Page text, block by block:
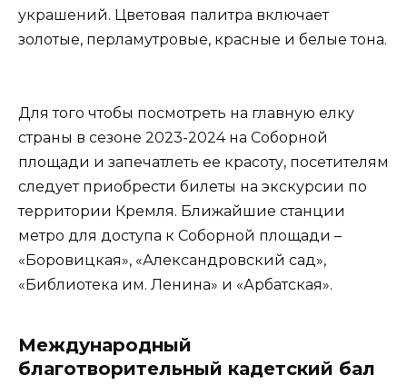
украшений. Цветовая палитра включает
золотые, перламутровые, красные и белые тона.
Для того чтобы посмотреть на главную елку
страны в сезоне 2023-2024 на Соборной
площади и запечатлеть ее красоту, посетителям
следует приобрести билеты на экскурсии по
территории Кремля. Ближайшие станции
метро для доступа к Соборной площади –
«Боровицкая», «Александровский сад»,
«Библиотека им. Ленина» и «Арбатская».
Международный
благотворительный кадетский бал